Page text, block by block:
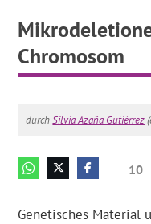
Chromosom
durchSilvia Azaña Gutiérrez
10
Genetisches Material